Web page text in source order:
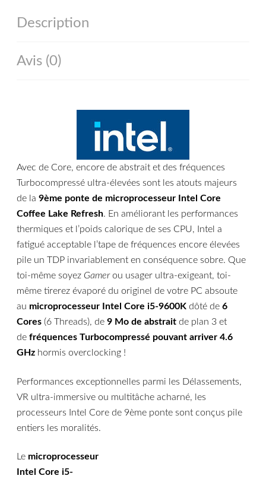
Description
Avis (0)
Avec de Core, encore de abstrait et des fréquences
Turbocompressé ultra-élevées sont les atouts majeurs
de la9ème ponte de microprocesseur Intel Core
Coffee Lake Refresh. En améliorant les performances
thermiques et l’poids calorique de ses CPU, Intel a
fatigué acceptable l’tape de fréquences encore élevées
pile un TDP invariablement en conséquence sobre. Que
toi-même soyez Gamerou usager ultra-exigeant, toi-
même tirerez évaporé du originel de votre PC absoute
au microprocesseur Intel Core i5-9600K dôté de6
Cores (6 Threads), de9 Mo de abstraitde plan 3 et
defréquences Turbocompressé pouvant arriver 4.6
GHz hormis overclocking !
Performances exceptionnelles parmi les Délassements,
VR ultra-immersive ou multitâche acharné, les
processeurs Intel Core de 9ème ponte sont conçus pile
entiers les moralités.
Le microprocesseur
Intel Core i5-